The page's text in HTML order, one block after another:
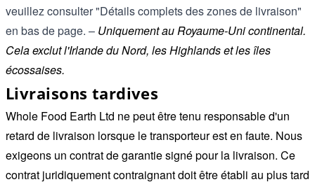
veuillez consulter "Détails complets des zones de livraison"
en bas de page. – Uniquement au Royaume-Uni continental.
Cela exclut l'Irlande du Nord, les Highlands et les îles
écossaises.
Livraisons tardives
Whole Food Earth Ltd ne peut être tenu responsable d'un
retard de livraison lorsque le transporteur est en faute. Nous
exigeons un contrat de garantie signé pour la livraison. Ce
contrat juridiquement contraignant doit être établi au plus tard